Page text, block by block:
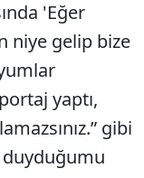
'Eğer
niye gelip bize
yaptı,
gibi
duyduğumu